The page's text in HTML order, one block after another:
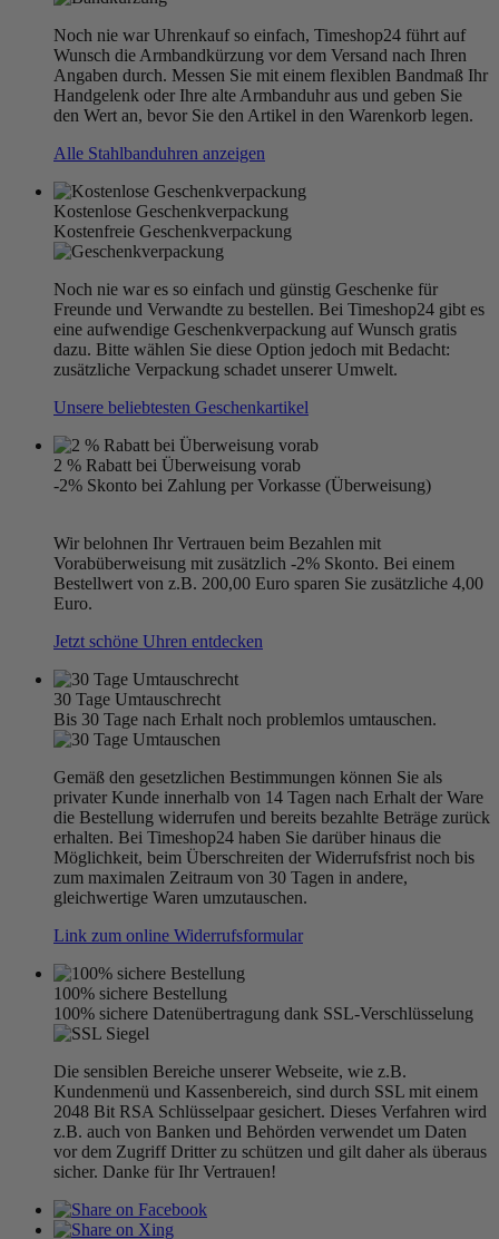
Noch nie war Uhrenkauf so einfach, Timeshop24 führt auf
Wunsch die Armbandkürzung vor dem Versand nach Ihren
Angaben durch. Messen Sie mit einem flexiblen Bandmaß Ihr
Handgelenk oder Ihre alte Armbanduhr aus und geben Sie
den Wert an, bevor Sie den Artikel in den Warenkorb legen.
Alle Stahlbanduhren anzeigen
Kostenlose Geschenkverpackung
Kostenfreie Geschenkverpackung
Noch nie war es so einfach und günstig Geschenke für
Freunde und Verwandte zu bestellen. Bei Timeshop24 gibt es
eine aufwendige Geschenkverpackung auf Wunsch gratis
dazu. Bitte wählen Sie diese Option jedoch mit Bedacht:
zusätzliche Verpackung schadet unserer Umwelt.
Unsere beliebtesten Geschenkartikel
2 % Rabatt bei Überweisung vorab
-2% Skonto bei Zahlung per Vorkasse (Überweisung)
Wir belohnen Ihr Vertrauen beim Bezahlen mit
Vorabüberweisung mit zusätzlich -2% Skonto. Bei einem
Bestellwert von z.B. 200,00 Euro sparen Sie zusätzliche 4,00
Euro.
Jetzt schöne Uhren entdecken
30 Tage Umtauschrecht
Bis 30 Tage nach Erhalt noch problemlos umtauschen.
Gemäß den gesetzlichen Bestimmungen können Sie als
privater Kunde innerhalb von 14 Tagen nach Erhalt der Ware
die Bestellung widerrufen und bereits bezahlte Beträge zurück
erhalten. Bei Timeshop24 haben Sie darüber hinaus die
Möglichkeit, beim Überschreiten der Widerrufsfrist noch bis
zum maximalen Zeitraum von 30 Tagen in andere,
gleichwertige Waren umzutauschen.
Link zum online Widerrufsformular
100% sichere Bestellung
100% sichere Datenübertragung dank SSL-Verschlüsselung
Die sensiblen Bereiche unserer Webseite, wie z.B.
Kundenmenü und Kassenbereich, sind durch SSL mit einem
2048 Bit RSA Schlüsselpaar gesichert. Dieses Verfahren wird
z.B. auch von Banken und Behörden verwendet um Daten
vor dem Zugriff Dritter zu schützen und gilt daher als überaus
sicher. Danke für Ihr Vertrauen!